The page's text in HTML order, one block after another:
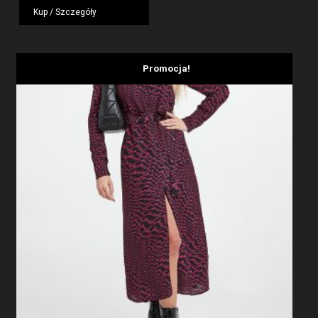
wynosiła:
Kup / Szczegóły
Promocja!